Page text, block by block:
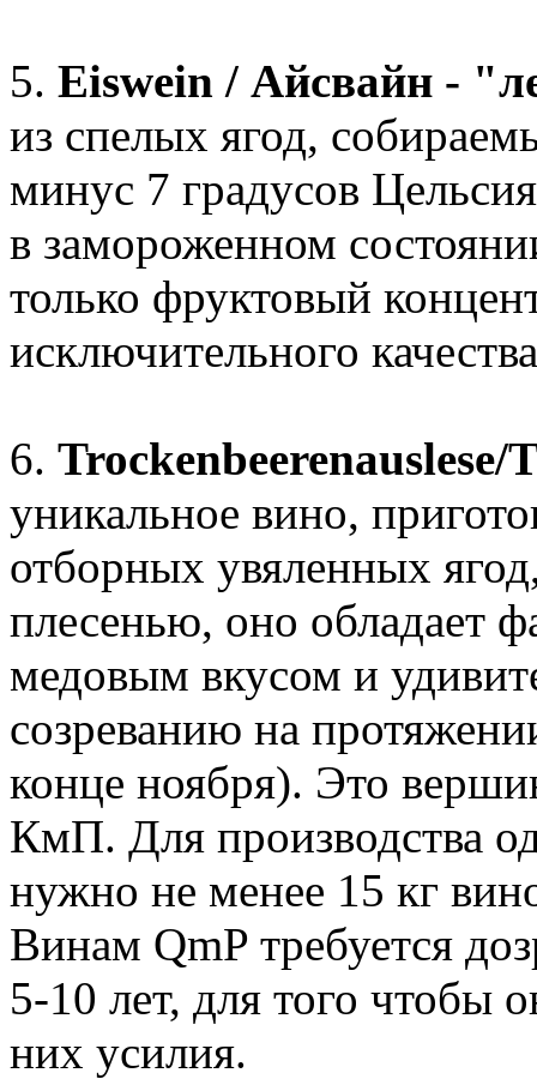
5. Eiswein / Айсвайн -
из спелых ягод,
минус 7 градусов
в замороженном
только фруктовый
исключительного
6. Trockenbeerenauslese/
уникальное вино,
отборных увяленных
плесенью, оно обладает
медовым вкусом и
созреванию на
конце ноября). Это
КмП. Для производства
нужно не менее 15 кг
Винам QmP требуется
5-10 лет, для того чтобы
них усилия.